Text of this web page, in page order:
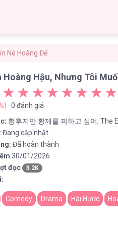
Né Hoàng Đế
Hoàng Hậu, Nhưng Tôi
· 0 đánh giá
황후지만 황제를 피하고 싶어, The
Đang cập nhật
Đã hoàn thành
30/01/2026
đọc
3.2K
Comedy Drama Hài Hước